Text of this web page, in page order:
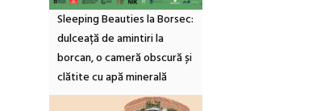
Sleeping Beauties la Borsec:
dulceață de amintiri la
borcan, o cameră obscură și
clătite cu apă minerală